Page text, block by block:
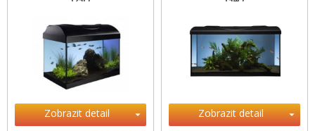
Zobrazit detail Zobrazit detail